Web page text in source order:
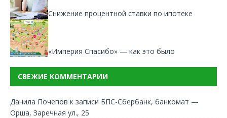
Снижение процентной ставки по ипотеке
«Империя Спасибо» — как это было
СВЕЖИЕ КОММЕНТАРИИ
Данила Почепов к записи БПС-Сбербанк, банкомат —
Орша, Заречная ул., 25